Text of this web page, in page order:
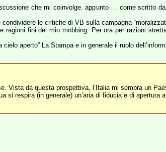
che mi coinvolge. appunto … come scritto
le critiche di VB sulla campagna
ragioni fini del mio mobbing. Per ora per razioni
aperto” La Stampa e in generale il ruolo
Vista da questa prospettiva, l’Italia mi sembra un
si respira (in generale) un’aria di fiducia e di apertura